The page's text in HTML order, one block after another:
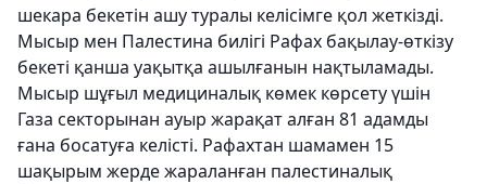
шекара бекетін ашу туралы келісімге қол жеткізді.
Мысыр мен Палестина билігі Рафах бақылау-өткізу
бекеті қанша уақытқа ашылғанын нақтыламады.
Мысыр шұғыл медициналық көмек көрсету үшін
Газа секторынан ауыр жарақат алған 81 адамды
ғана босатуға келісті. Рафахтан шамамен 15
шақырым жерде жараланған палестиналық